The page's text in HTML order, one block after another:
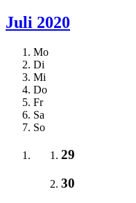
Juli 2020
Mo
Di
Mi
Do
Fr
Sa
So
29
30